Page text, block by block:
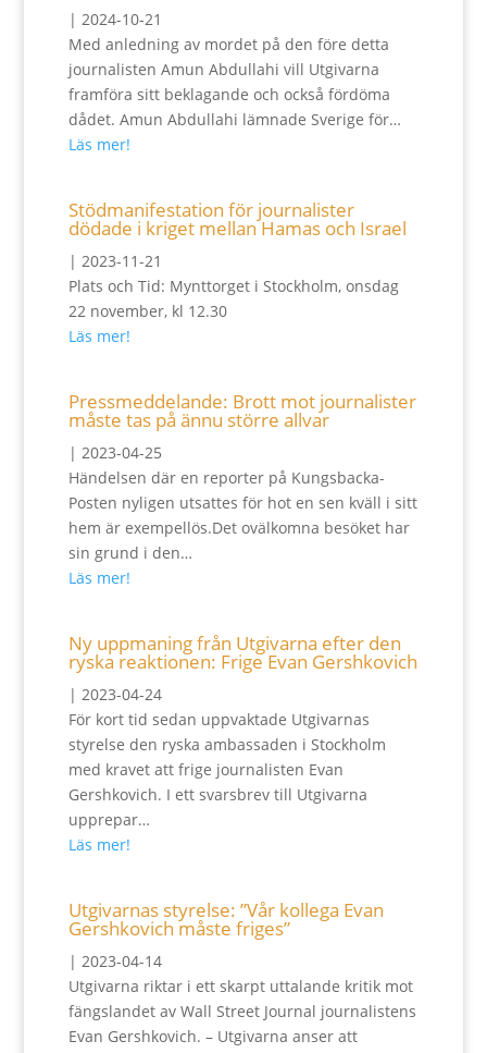
| 2024-10-21
Med anledning av mordet på den före detta
journalisten Amun Abdullahi vill Utgivarna
framföra sitt beklagande och också fördöma
dådet. Amun Abdullahi lämnade Sverige för…
Läs mer!
Stödmanifestation för journalister
dödade i kriget mellan Hamas och Israel
| 2023-11-21
Plats och Tid: Mynttorget i Stockholm, onsdag
22 november, kl 12.30
Läs mer!
Pressmeddelande: Brott mot journalister
måste tas på ännu större allvar
| 2023-04-25
Händelsen där en reporter på Kungsbacka-
Posten nyligen utsattes för hot en sen kväll i sitt
hem är exempellös.Det ovälkomna besöket har
sin grund i den…
Läs mer!
Ny uppmaning från Utgivarna efter den
ryska reaktionen: Frige Evan Gershkovich
| 2023-04-24
För kort tid sedan uppvaktade Utgivarnas
styrelse den ryska ambassaden i Stockholm
med kravet att frige journalisten Evan
Gershkovich. I ett svarsbrev till Utgivarna
upprepar…
Läs mer!
Utgivarnas styrelse: ”Vår kollega Evan
Gershkovich måste friges”
| 2023-04-14
Utgivarna riktar i ett skarpt uttalande kritik mot
fängslandet av Wall Street Journal journalistens
Evan Gershkovich. – Utgivarna anser att